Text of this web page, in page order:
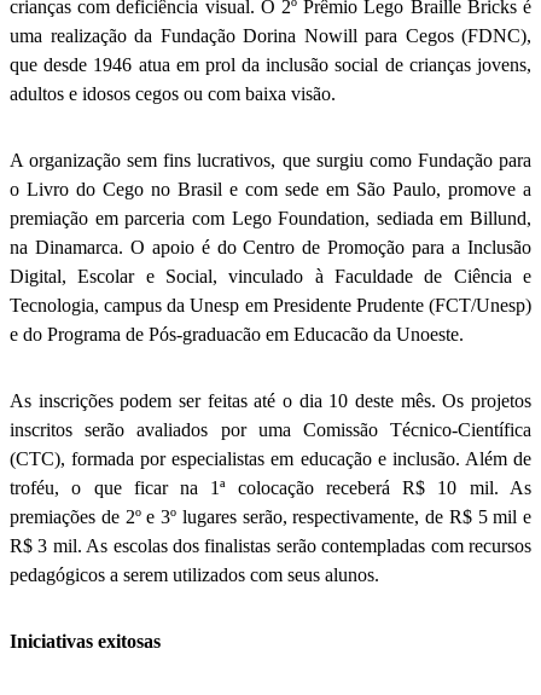
crianças com deficiência visual. O 2º Prêmio Lego Braille Bricks é
uma realização da Fundação Dorina Nowill para Cegos (FDNC),
que desde 1946 atua em prol da inclusão social de crianças jovens,
adultos e idosos cegos ou com baixa visão.
A organização sem fins lucrativos, que surgiu como Fundação para
o Livro do Cego no Brasil e com sede em São Paulo, promove a
premiação em parceria com Lego Foundation, sediada em Billund,
na Dinamarca. O apoio é do Centro de Promoção para a Inclusão
Digital, Escolar e Social, vinculado à Faculdade de Ciência e
Tecnologia, campus da Unesp em Presidente Prudente (FCT/Unesp)
e do Programa de Pós-graduacão em Educacão da Unoeste.
As inscrições podem ser feitas até o dia 10 deste mês. Os projetos
inscritos serão avaliados por uma Comissão Técnico-Científica
(CTC), formada por especialistas em educação e inclusão. Além de
troféu, o que ficar na 1ª colocação receberá R$ 10 mil. As
premiações de 2º e 3º lugares serão, respectivamente, de R$ 5 mil e
R$ 3 mil. As escolas dos finalistas serão contempladas com recursos
pedagógicos a serem utilizados com seus alunos.
Iniciativas exitosas